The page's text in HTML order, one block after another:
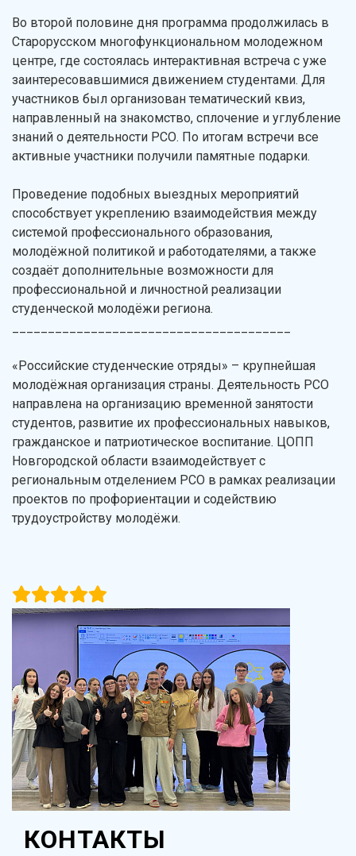
Во второй половине дня программа продолжилась в
Старорусском многофункциональном молодежном
центре, где состоялась интерактивная встреча с уже
заинтересовавшимися движением студентами. Для
участников был организован тематический квиз,
направленный на знакомство, сплочение и углубление
знаний о деятельности РСО. По итогам встречи все
активные участники получили памятные подарки.
Проведение подобных выездных мероприятий
способствует укреплению взаимодействия между
системой профессионального образования,
молодёжной политикой и работодателями, а также
создаёт дополнительные возможности для
профессиональной и личностной реализации
студенческой молодёжи региона.
«Российские студенческие отряды» – крупнейшая
молодёжная организация страны. Деятельность РСО
направлена на организацию временной занятости
студентов, развитие их профессиональных навыков,
гражданское и патриотическое воспитание. ЦОПП
Новгородской области взаимодействует с
региональным отделением РСО в рамках реализации
проектов по профориентации и содействию
трудоустройству молодёжи.
КОНТАКТЫ